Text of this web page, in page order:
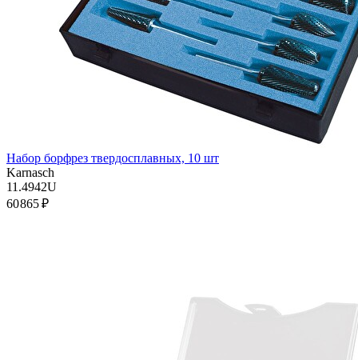
Набор борфрез твердосплавных, 10 шт
Karnasch
11.4942U
60 865 ₽